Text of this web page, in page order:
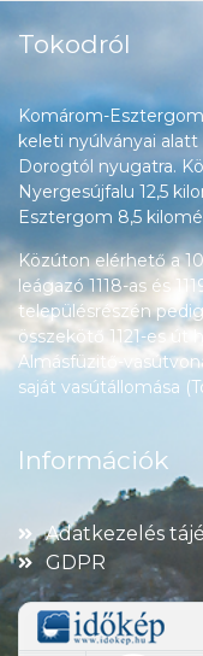
Tokodról
Komárom-
keleti nyúlványai
Dorogtól nyugatra.
Nyergesújfalu 12,5
Esztergom 8,5
Közúton elérhető a
leágazó 1118-as és
településrészén pedig
összekötő 1121-es út
Almásfüzitő-
saját vasútállomása
Információk
Adatkezelés
GDPR